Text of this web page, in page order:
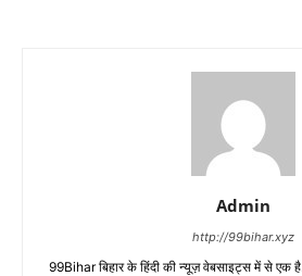
Admin
http://99bihar.xyz
99Bihar बिहार के हिंदी की न्यूज़ वेबसाइट्स में से एक